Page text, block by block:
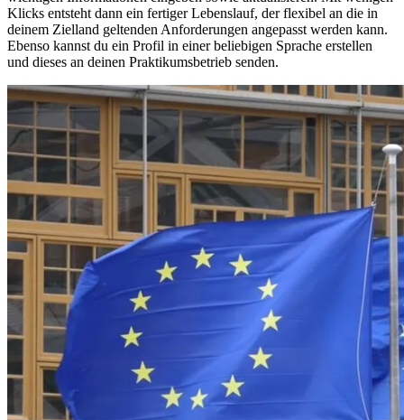
Klicks entsteht dann ein fertiger Lebenslauf, der flexibel an die in
deinem Zielland geltenden Anforderungen angepasst werden kann.
Ebenso kannst du ein Profil in einer beliebigen Sprache erstellen
und dieses an deinen Praktikumsbetrieb senden.